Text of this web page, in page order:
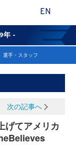
EN
年 -
選手・スタッフ
次の記事へ
げてアメリカ